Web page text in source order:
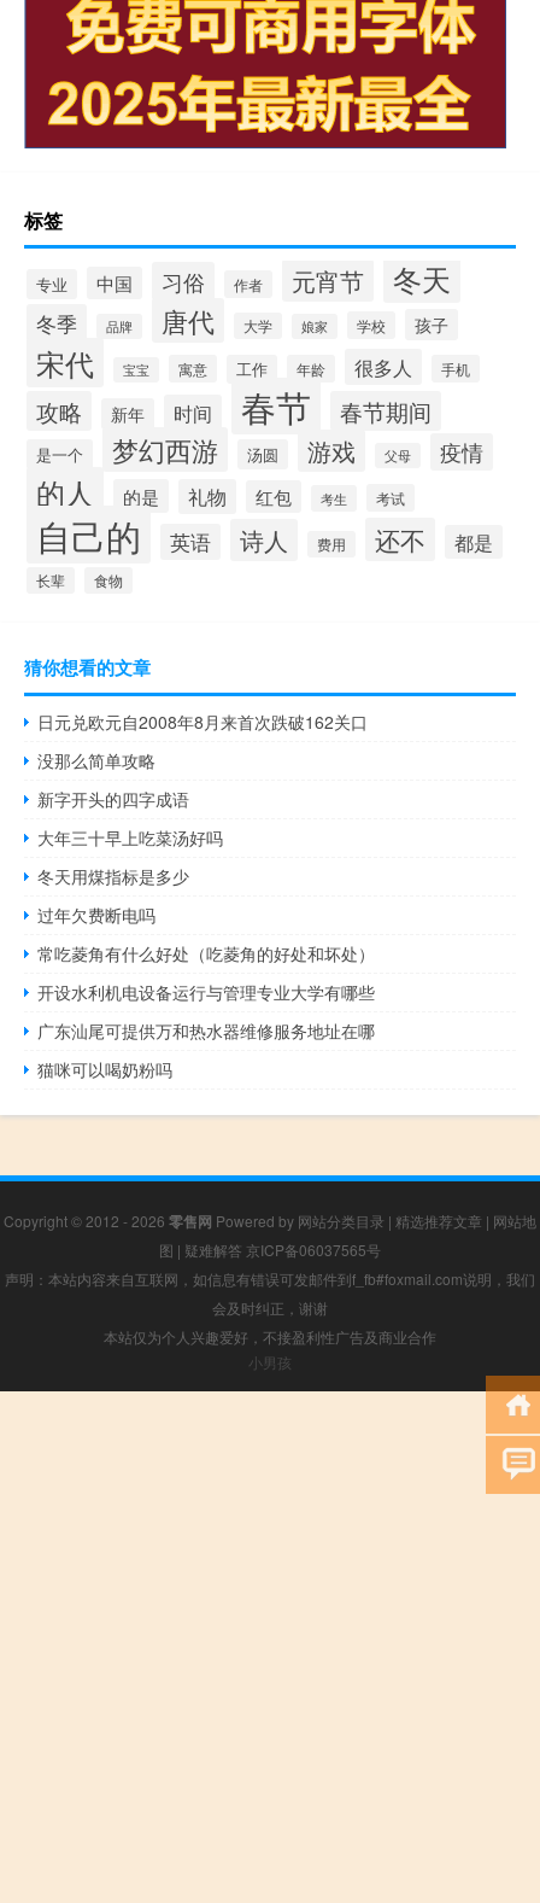
标签
专业 中国 习俗 作者 元宵节 冬天
冬季 品牌 唐代 大学 娘家 学校 孩子
宋代 宝宝 寓意 工作 年龄 很多人 手机
攻略 新年 时间 春节 春节期间
是一个 梦幻西游 汤圆 游戏 父母 疫情
的人 的是 礼物 红包 考生 考试
自己的 英语 诗人 费用 还不 都是
长辈 食物
猜你想看的文章
日元兑欧元自2008年8月来首次跌破162关口
没那么简单攻略
新字开头的四字成语
大年三十早上吃菜汤好吗
冬天用煤指标是多少
过年欠费断电吗
常吃菱角有什么好处（吃菱角的好处和坏处）
开设水利机电设备运行与管理专业大学有哪些
广东汕尾可提供万和热水器维修服务地址在哪
猫咪可以喝奶粉吗
Copyright © 2012 - 2026 零售网 Powered by 网站分类目录 | 精选推荐文章 | 网站地
图 | 疑难解答 京ICP备06037565号
声明：本站内容来自互联网，如信息有错误可发邮件到f_fb#foxmail.com说明，我们
会及时纠正，谢谢
本站仅为个人兴趣爱好，不接盈利性广告及商业合作
小男孩